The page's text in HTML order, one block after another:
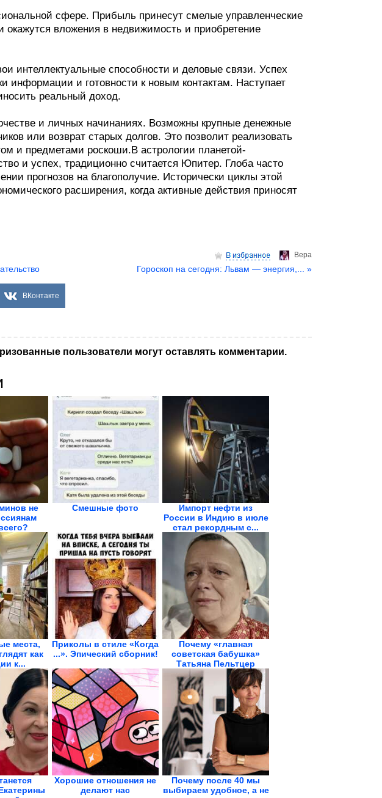
сфере. Прибыль принесут смелые управленческие
вложения в недвижимость и приобретение
интеллектуальные способности и деловые связи. Успех
информации и готовности к новым контактам. Наступает
реальный доход.
и личных начинаниях. Возможны крупные денежные
или возврат старых долгов. Это позволит реализовать
и предметами роскоши.В астрологии планетой-
и успех, традиционно считается Юпитер. Глоба часто
прогнозов на благополучие. Исторически циклы этой
расширения, когда активные действия приносят
Верa
Гороскоп на сегодня: Львам — энергия,... »
ВКонтакте
пользователи могут оставлять комментарии.
не
Смешные фото
Импорт нефти из
России в Индию в июле
стал рекордным с...
места,
как
к...
Приколы в стиле «Когда
...». Эпический сборник!
Почему «главная
советская бабушка»
Татьяна Пельтцер
была...
Хорошие отношения не
делают нас
Почему после 40 мы
выбираем удобное, а не